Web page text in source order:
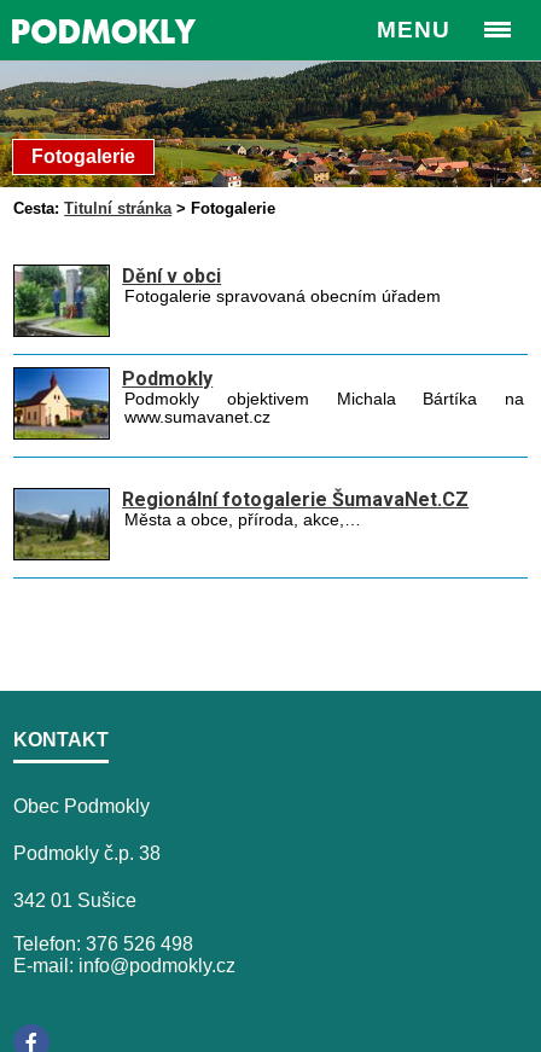
MENU
Fotogalerie
Cesta: Titulní stránka> Fotogalerie
Dění v obci
Fotogalerie spravovaná obecním úřadem
Podmokly
Podmokly objektivem Michala Bártíka na
www.sumavanet.cz
Regionální fotogalerie ŠumavaNet.CZ
Města a obce, příroda, akce,…
KONTAKT
Obec Podmokly
Podmokly č.p. 38
342 01 Sušice
Telefon: 376 526 498
E-mail: info@podmokly.cz